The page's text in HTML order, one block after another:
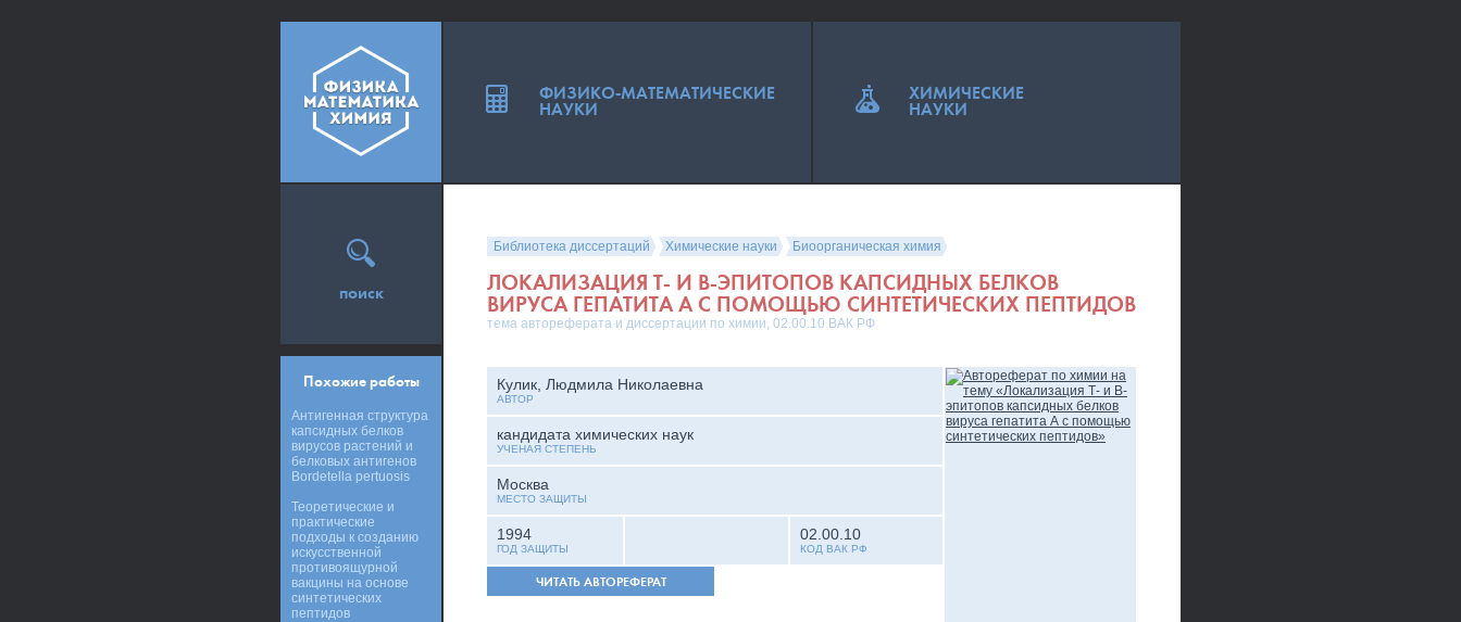
Библиотека диссертаций Химические науки Биоорганическая химия
ЛОКАЛИЗАЦИЯ Т- И В-ЭПИТОПОВ КАПСИДНЫХ БЕЛКОВ
ВИРУСА ГЕПАТИТА А С ПОМОЩЬЮ СИНТЕТИЧЕСКИХ ПЕПТИДОВ
тема автореферата и диссертации по химии, 02.00.10 ВАК РФ
Кулик, Людмила Николаевна
АВТОР
кандидата химических наук
УЧЕНАЯ СТЕПЕНЬ
Москва
МЕСТО ЗАЩИТЫ
1994
ГОД ЗАЩИТЫ
02.00.10
КОД ВАК РФ
ЧИТАТЬ АВТОРЕФЕРАТ
поиск
Похожие работы
Антигенная структура
капсидных белков
вирусов растений и
белковых антигенов
Bordetella pertuosis
Теоретические и
практические
подходы к созданию
искусственной
противоящурной
вакцины на основе
синтетических
пептидов
ФИЗИКО-МАТЕМАТИЧЕСКИЕ
НАУКИ
ХИМИЧЕСКИЕ
НАУКИ